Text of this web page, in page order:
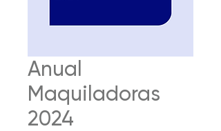
Anual
Maquiladoras
2024